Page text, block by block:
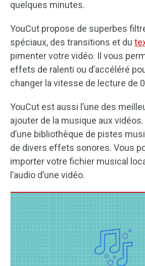
quelques minutes.
YouCut propose de superbes
spéciaux, des transitions et du
pimenter votre vidéo. Il vous
effets de ralenti ou d’accéléré
changer la vitesse de lecture de
YouCut est aussi l’une des
ajouter de la musique aux
d’une bibliothèque de pistes
de divers effets sonores. Vous
importer votre fichier musical
l’audio d’une vidéo.